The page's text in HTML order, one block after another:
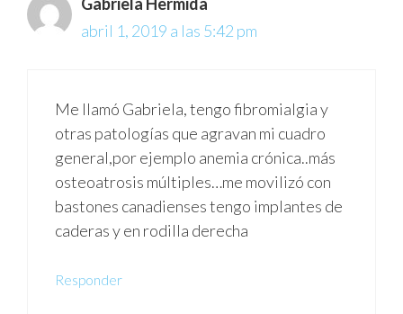
abril 1, 2019 a las 5:42 pm
Me llamó Gabriela, tengo fibromialgia y
otras patologías que agravan mi cuadro
general,por ejemplo anemia crónica..más
osteoatrosis múltiples…me movilizó con
bastones canadienses tengo implantes de
caderas y en rodilla derecha
Responder